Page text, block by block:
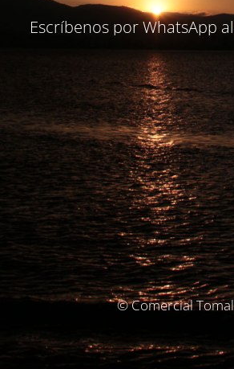
Escríbenos por WhatsApp
© Comercial